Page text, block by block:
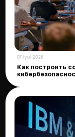
07 Iyul 2026
Как построить